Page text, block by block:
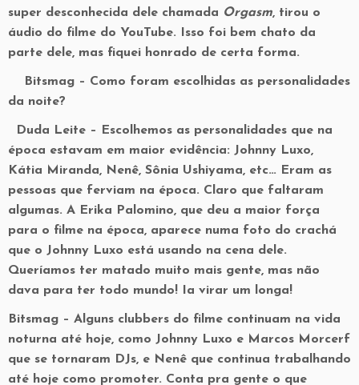
super desconhecida dele chamada Orgasm, tirou o
áudio do filme do YouTube. Isso foi bem chato da
parte dele, mas fiquei honrado de certa forma.
Bitsmag – Como foram escolhidas as personalidades
da noite?
Duda Leite –
Escolhemos as personalidades que na
época estavam em maior evidência: Johnny Luxo,
Kátia Miranda, Nenê, Sônia Ushiyama, etc… Eram as
pessoas que ferviam na época. Claro que faltaram
algumas. A Erika Palomino, que deu a maior força
para o filme na época, aparece numa foto do crachá
que o Johnny Luxo está usando na cena dele.
Queríamos ter matado muito mais gente, mas não
dava para ter todo mundo! Ia virar um longa!
Bitsmag – Alguns clubbers do filme continuam na vida
noturna até hoje, como Johnny Luxo e Marcos Morcerf
que se tornaram DJs, e Nenê que continua trabalhando
até hoje como promoter. Conta pra gente o que